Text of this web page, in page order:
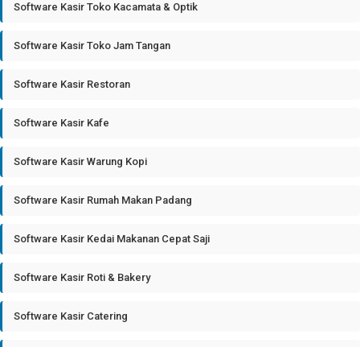
Software Kasir Toko Kacamata & Optik
Software Kasir Toko Jam Tangan
Software Kasir Restoran
Software Kasir Kafe
Software Kasir Warung Kopi
Software Kasir Rumah Makan Padang
Software Kasir Kedai Makanan Cepat Saji
Software Kasir Roti & Bakery
Software Kasir Catering